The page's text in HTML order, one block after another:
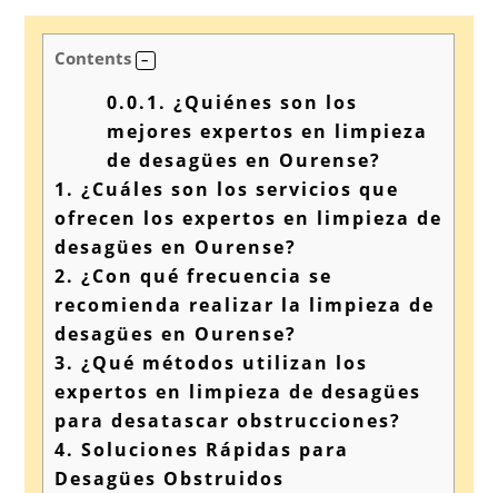
Contents
0.0.1. ¿Quiénes son los
mejores expertos en limpieza
de desagües en Ourense?
1. ¿Cuáles son los servicios que
ofrecen los expertos en limpieza de
desagües en Ourense?
2. ¿Con qué frecuencia se
recomienda realizar la limpieza de
desagües en Ourense?
3. ¿Qué métodos utilizan los
expertos en limpieza de desagües
para desatascar obstrucciones?
4. Soluciones Rápidas para
Desagües Obstruidos